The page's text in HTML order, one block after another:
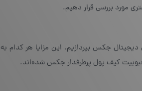
جکس بپردازیم. این مزایا هر کدام
کیف پول پرطرفدار جکس شده‌اند.